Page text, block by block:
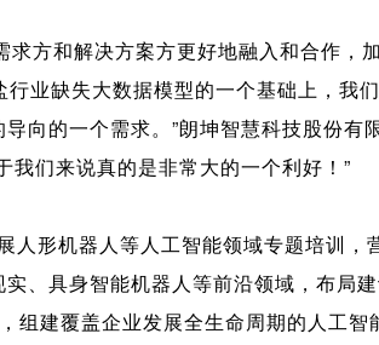
方和解决方案方更好地融入和合作，
业缺失大数据模型的一个基础上，我
向的一个需求。”朗坤智慧科技股份有
们来说真的是非常大的一个利好！”
形机器人等人工智能领域专题培训，
、具身智能机器人等前沿领域，布局
建覆盖企业发展全生命周期的人工智